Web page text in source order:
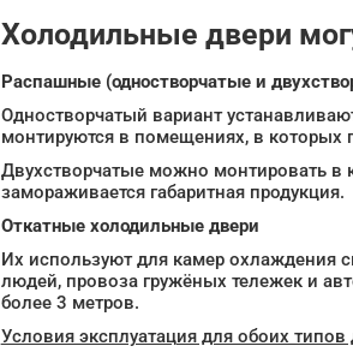
Холодильные двери
Распашные (одностворчатые и
Одностворчатый вариант
монтируются в помещениях, в которых
Двухстворчатые можно монтировать в
замораживается габаритная продукция.
Откатные холодильные двери
Их используют для камер охлаждения
людей, провоза гружёных тележек и
более 3 метров.
Условия эксплуатация для обоих